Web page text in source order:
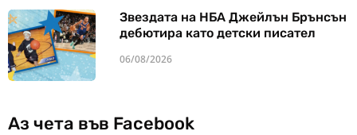
Звездата на НБА Джейлън Брънсън
дебютира като детски писател
06/08/2026
Аз чета във Facebook